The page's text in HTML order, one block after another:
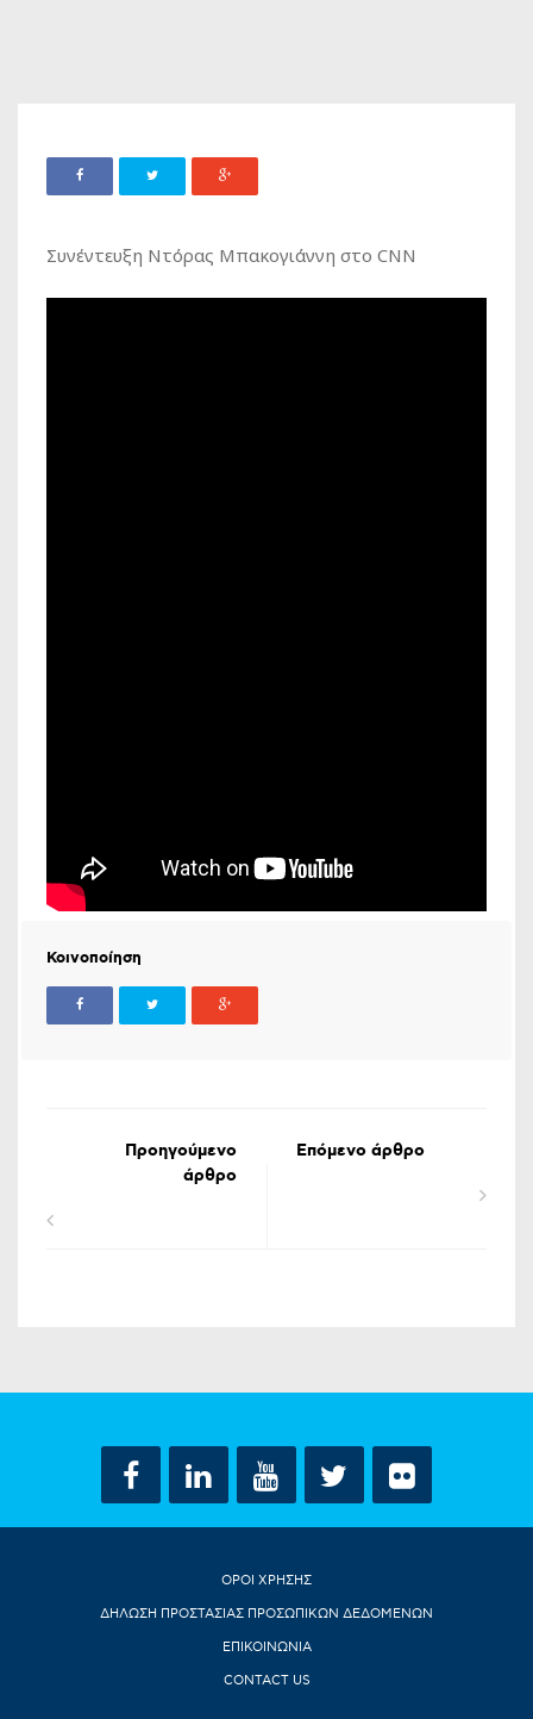
Συνέντευξη Ντόρας Μπακογιάννη στο CNN
Κοινοποίηση
Προηγούμενο
άρθρο
Επόμενο άρθρο
ΟΡΟΙ ΧΡΗΣΗΣ
ΔΗΛΩΣΗ ΠΡΟΣΤΑΣΙΑΣ ΠΡΟΣΩΠΙΚΩΝ ΔΕΔΟΜΕΝΩΝ
ΕΠΙΚΟΙΝΩΝΙΑ
CONTACT US